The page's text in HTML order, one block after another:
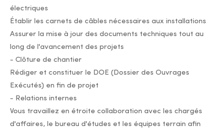
électriques
Établir les carnets de câbles nécessaires aux installations
Assurer la mise à jour des documents techniques tout au
long de l'avancement des projets
- Clôture de chantier
Rédiger et constituer le DOE (Dossier des Ouvrages
Exécutés) en fin de projet
- Relations internes
Vous travaillez en étroite collaboration avec les chargés
d'affaires, le bureau d'études et les équipes terrain afin